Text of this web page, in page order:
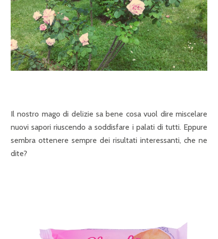
Il nostro mago di delizie sa bene cosa vuol dire miscelare
nuovi sapori riuscendo a soddisfare i palati di tutti. Eppure
sembra ottenere sempre dei risultati interessanti, che ne
dite?